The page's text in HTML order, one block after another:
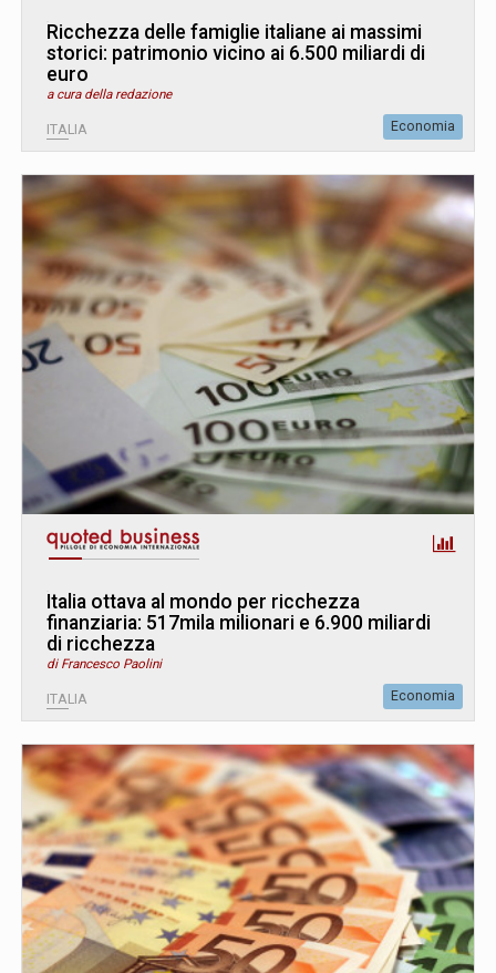
Ricchezza delle famiglie italiane ai massimi
storici: patrimonio vicino ai 6.500 miliardi di
euro
a cura della redazione
ITALIA Economia
Italia ottava al mondo per ricchezza
finanziaria: 517mila milionari e 6.900 miliardi
di ricchezza
di Francesco Paolini
ITALIA Economia